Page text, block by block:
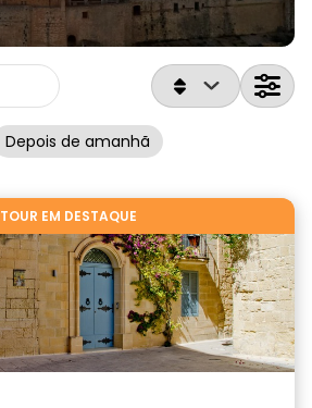
Depois de amanhã
TOUR EM DESTAQUE